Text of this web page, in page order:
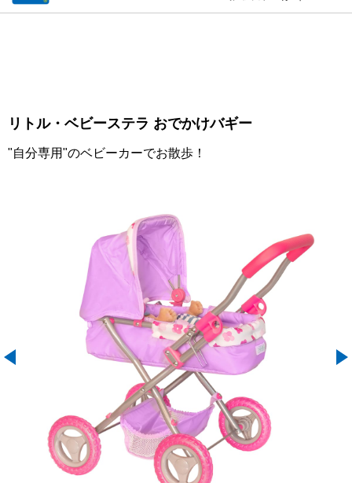
リトル・ベビーステラ おでかけバギー
"自分専用"のベビーカーでお散歩！